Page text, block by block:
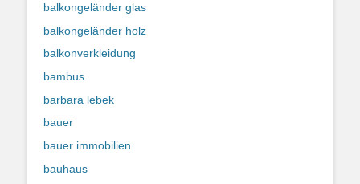
balkongeländer glas
balkongeländer holz
balkonverkleidung
bambus
barbara lebek
bauer
bauer immobilien
bauhaus